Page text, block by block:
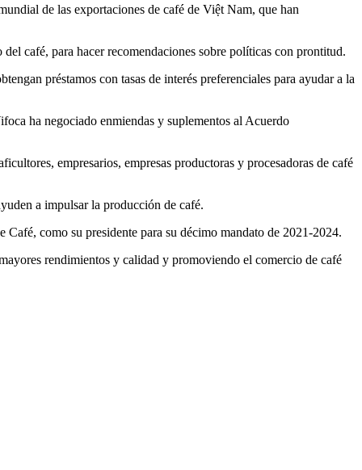
de las exportaciones de café de Việt Nam, que han
café, para hacer recomendaciones sobre políticas con prontitud.
préstamos con tasas de interés preferenciales para ayudar a la
ha negociado enmiendas y suplementos al Acuerdo
empresarios, empresas productoras y procesadoras de café
a impulsar la producción de café.
como su presidente para su décimo mandato de 2021-2024.
rendimientos y calidad y promoviendo el comercio de café